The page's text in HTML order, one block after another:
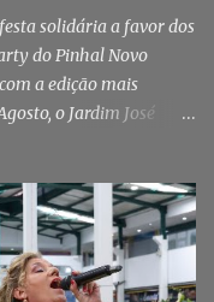
De ...
solidária a favor dos
do Pinhal Novo
a edição mais
o Jardim José
Humanitária
reforçando o espírito
O branco é a cor
Novo 10 anos depois da